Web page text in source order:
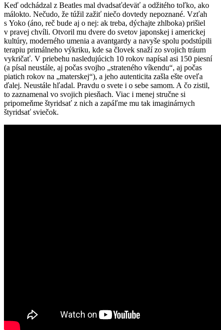
Keď odchádzal z Beatles mal dvadsaťdeväť a odžitého toľko, ako
málokto. Nečudo, že túžil zažiť niečo dovtedy nepoznané. Vzťah
s Yoko (áno, reč bude aj o nej: ak treba, dýchajte zhlboka) prišiel
v pravej chvíli. Otvoril mu dvere do svetov japonskej i americkej
kultúry, moderného umenia a avantgardy a navyše spolu podstúpili
terapiu primálneho výkriku, kde sa človek snaží zo svojich tráum
vykričať. V priebehu nasledujúcich 10 rokov napísal asi 150 piesní
(a písal neustále, aj počas svojho „strateného víkendu“, aj počas
piatich rokov na „materskej“), a jeho autenticita zašla ešte oveľa
ďalej. Neustále hľadal. Pravdu o svete i o sebe samom. A čo zistil,
to zaznamenal vo svojich piesňach. Viac i menej stručne si
pripomeňme štyridsať z nich a zapáľme mu tak imaginárnych
štyridsať sviečok.